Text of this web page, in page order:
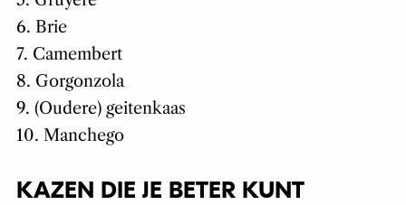
6. Brie
7. Camembert
8. Gorgonzola
9. (Oudere) geitenkaas
10. Manchego
KAZEN DIE JE BETER KUNT